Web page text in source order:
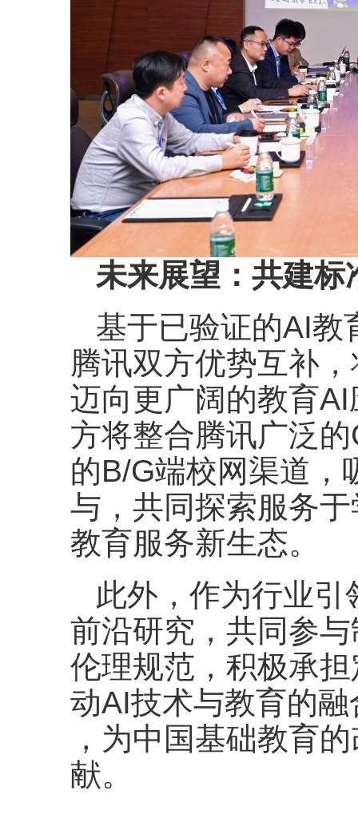
未来展望：共建标
基于已验证的AI教
腾讯双方优势互补
迈向更广阔的教育
方将整合腾讯广泛
的B/G端校网渠道，
与，共同探索服务
教育服务新生态。
此外，作为行业
前沿研究，共同参
伦理规范，积极承
动AI技术与教育的融
，为中国基础教育
献。